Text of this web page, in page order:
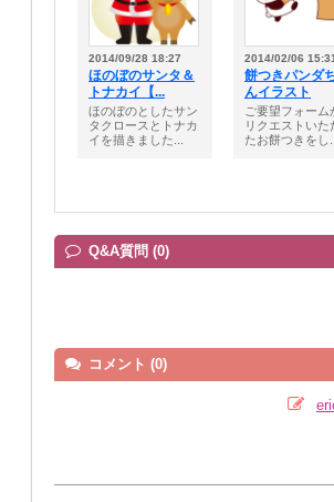
2014/09/28 18:27
ほのぼのサンタ＆
トナカイ【...
ほのぼのとしたサン
タクロースとトナカ
イを描きました...
2014/02/06
餅つきパンダ
んイラスト
ご要望フォーム
リクエストいた
たお餅つきをし
Q&A質問 (0)
コメント (0)